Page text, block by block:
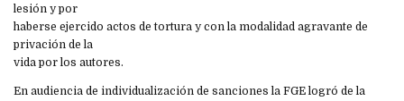
lesión y por
haberse ejercido actos de tortura y con la modalidad agravante de
privación de la
vida por los autores.
En audiencia de individualización de sanciones la FGE logró de la